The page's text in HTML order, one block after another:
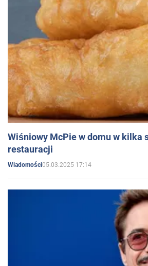
Wiśniowy McPie w domu w kilka
restauracji
Wiadomości05.03.2025 17:14